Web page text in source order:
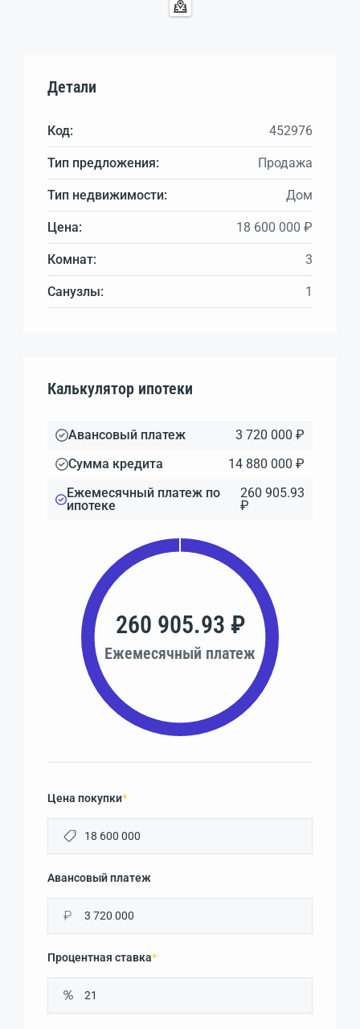
Детали
Код: 452976
Тип предложения: Продажа
Тип недвижимости: Дом
Цена: 18 600 000 ₽
Комнат: 3
Санузлы: 1
Калькулятор ипотеки
Авансовый платеж
3 720 000 ₽
Сумма кредита
14 880 000 ₽
Ежемесячный платеж по
ипотеке
260 905.93
₽
260 905.93 ₽
Ежемесячный платеж
Цена покупки*
Авансовый платеж
₽
Процентная ставка*